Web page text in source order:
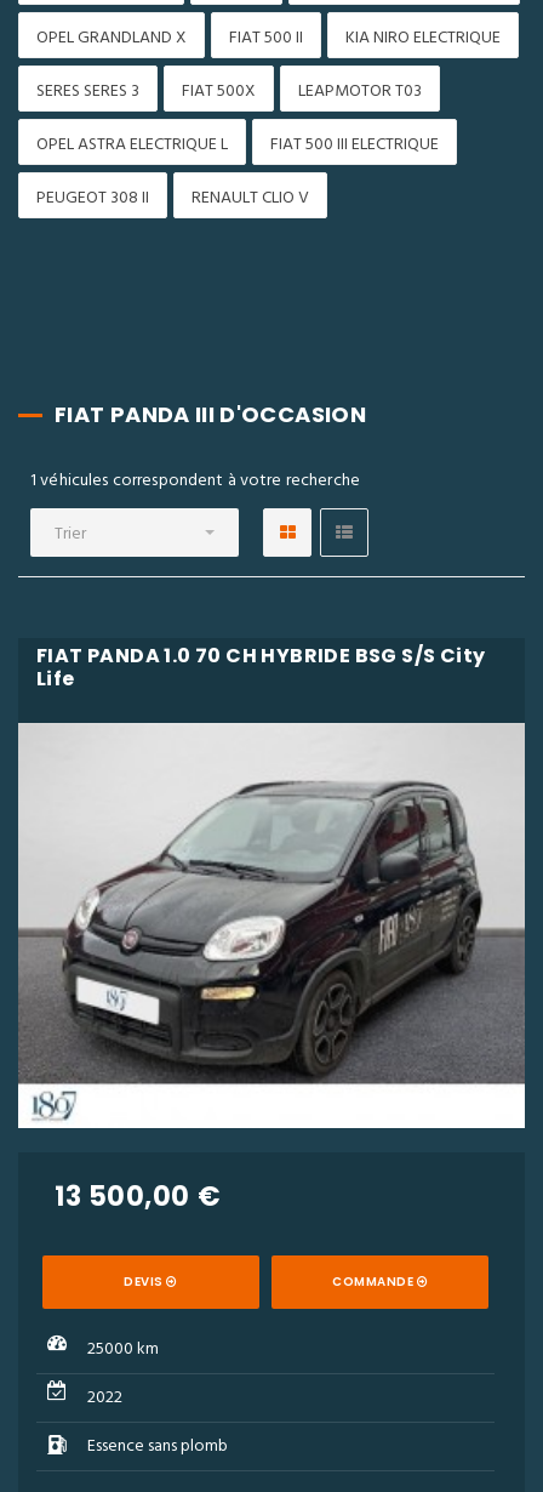
OPEL GRANDLAND X
FIAT 500 II
KIA NIRO ELECTRIQUE
SERES SERES 3
FIAT 500X
LEAPMOTOR T03
OPEL ASTRA ELECTRIQUE L
FIAT 500 III ELECTRIQUE
PEUGEOT 308 II
RENAULT CLIO V
FIAT PANDA III D'OCCASION
1 véhicules correspondent à votre recherche
Trier
FIAT PANDA 1.0 70 CH HYBRIDE BSG S/S City
Life
13 500,00 €
DEVIS COMMANDE
25000 km
2022
Essence sans plomb